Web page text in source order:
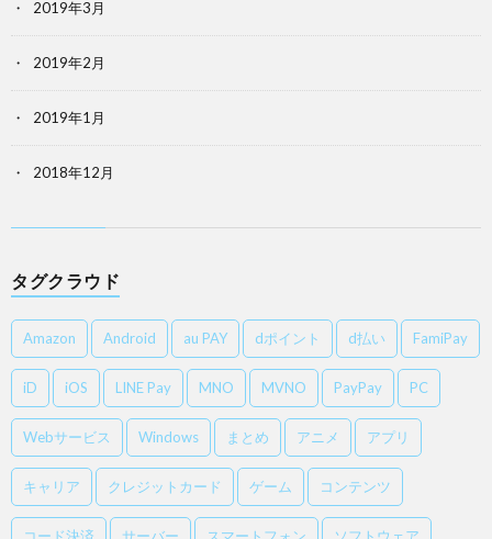
2019年3月
2019年2月
2019年1月
2018年12月
タグクラウド
Amazon Android au PAY dポイント d払い FamiPay
iD iOS LINE Pay MNO MVNO PayPay PC
Webサービス Windows まとめ アニメ アプリ
キャリア クレジットカード ゲーム コンテンツ